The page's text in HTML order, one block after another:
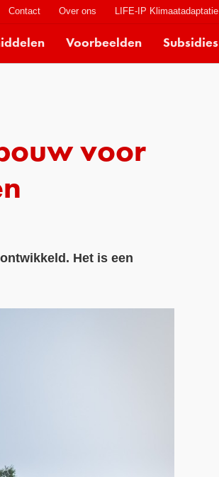
Contact Over ons LIFE-IP Klimaatadaptatie
Voorbeelden Subsidies
voor
ontwikkeld. Het is een